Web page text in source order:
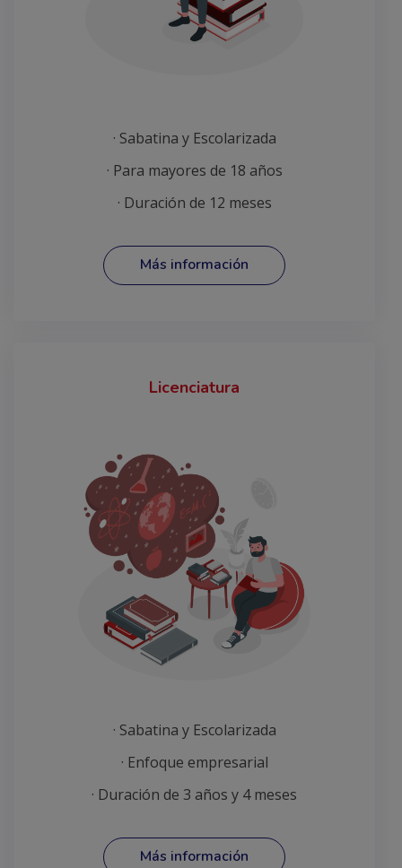
· Sabatina y Escolarizada
· Para mayores de 18 años
· Duración de 12 meses
Más información
Licenciatura
· Sabatina y Escolarizada
· Enfoque empresarial
· Duración de 3 años y 4 meses
Más información